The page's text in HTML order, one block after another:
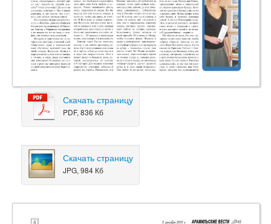
Скачать страницу
PDF, 836 Кб
Скачать страницу
JPG, 984 Кб